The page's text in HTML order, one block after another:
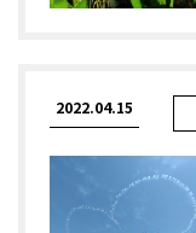
2022.04.15